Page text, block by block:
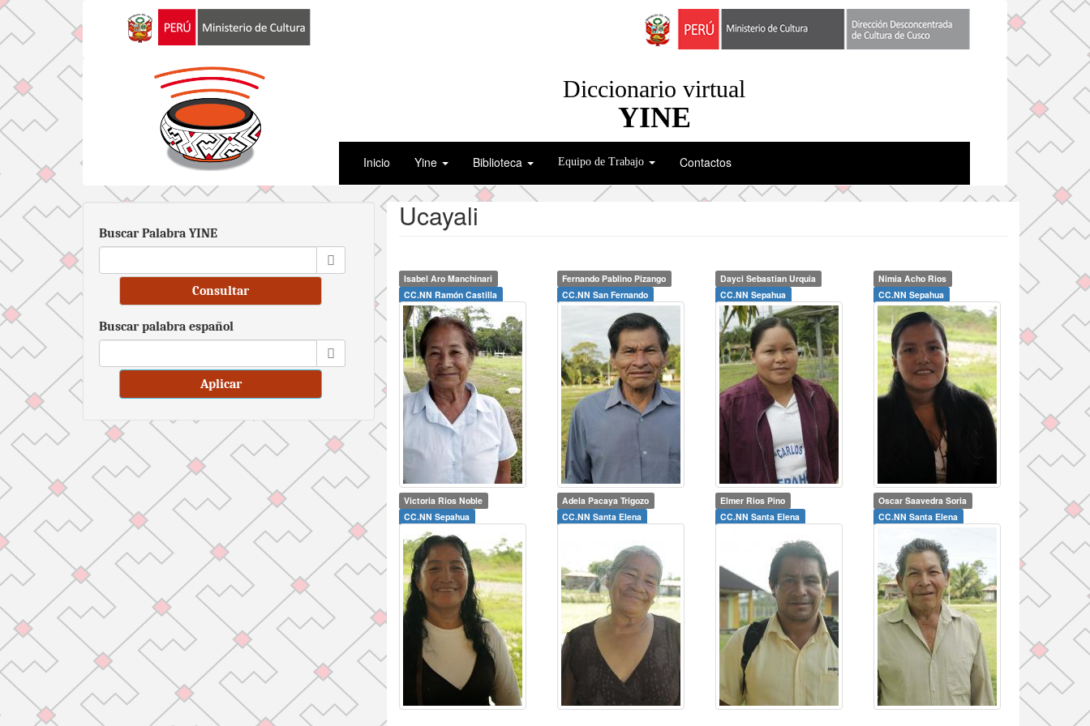
Pasar
contenido
Diccionario virtual
YINE
Inicio Yine Biblioteca Equipo de Trabajo Contactos
Buscar Palabra YINE
Consultar
Buscar palabra español
Aplicar
Ucayali
Isabel Aro Manchinari
CC.NN Ramón Castilla
Fernando Pablino Pizango
CC.NN San Fernando
Dayci Sebastian Urquia
CC.NN Sepahua
Nimia Acho Rios
CC.NN Sepahua
Victoria Rios Noble
CC.NN Sepahua
Adela Pacaya Trigozo
CC.NN Santa Elena
Elmer Rios Pino
CC.NN Santa Elena
Oscar Saavedra Soria
CC.NN Santa Elena